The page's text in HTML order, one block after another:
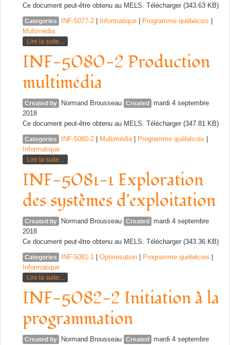
Ce document peut-être obtenu au MELS. Télécharger (343.63 KB)
Categories INF-5077-2 Informatique Programme québécois
Multimédia
Lire la suite...
INF-5080-2 Production
multimédia
Created by Normand Brousseau Created
mardi 4 septembre
2018
Ce document peut-être obtenu au MELS. Télécharger (347.81 KB)
Categories INF-5080-2 Multimédia| Programme québécois
Informatique
Lire la suite...
INF-5081-1 Exploration
des systèmes d'exploitation
Created by Normand Brousseau Created
mardi 4 septembre
2018
Ce document peut-être obtenu au MELS. Télécharger (343.36 KB)
Categories INF-5081-1 Optimisation Programme québécois
Informatique
Lire la suite...
INF-5082-2 Initiation à la
programmation
Created by Normand Brousseau Created
mardi 4 septembre